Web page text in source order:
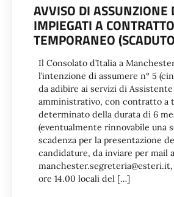
AVVISO DI ASSUNZIONE
IMPIEGATI A CONTRATTO
TEMPORANEO
Il Consolato d’Italia a
l’intenzione di assumere n° 5
da adibire ai servizi di Assistente
amministrativo, con contratto a
determinato della durata di 6
(eventualmente rinnovabile una
scadenza per la presentazione
candidature, da inviare per mail
ore 14.00 locali del […]